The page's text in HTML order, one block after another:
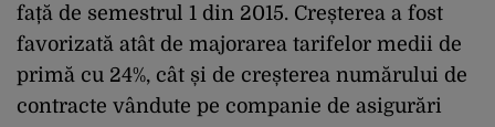
față de semestrul 1 din 2015. Creșterea a fost
favorizată atât de majorarea tarifelor medii de
primă cu 24%, cât și de creșterea numărului de
contracte vândute pe companie de asigurări